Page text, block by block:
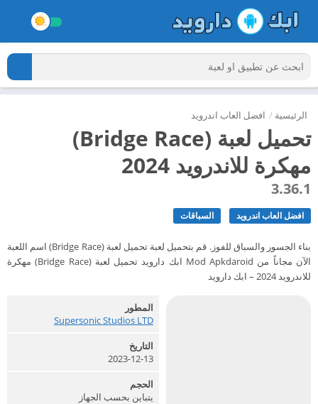
الرئيسية / افضل العاب اندرويد
تحميل لعبة (Bridge Race)
مهكرة للاندرويد 2024
3.36.1
افضل العاب اندرويد السباقات
بناء الجسور والسباق للفوز. قم بتحميل لعبة تحميل لعبة (Bridge Race) اسم اللعبة
الآن مجاناً من Mod Apkdaroid ابك دارويد تحميل لعبة (Bridge Race) مهكرة
للاندرويد 2024 – ابك دارويد
المطور
Supersonic Studios LTD‏
التاريخ
2023-12-13
الحجم
يتباين بحسب الجهاز